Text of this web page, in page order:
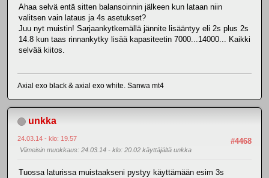
Ahaa selvä entä sitten balansoinnin jälkeen kun lataan niin
valitsen vain lataus ja 4s asetukset?
Juu nyt muistin! Sarjaankytkemällä jännite lisääntyy eli 2s plus 2s
14.8 kun taas rinnankytky lisää kapasiteetin 7000...14000... Kaikki
selvää kiitos.
Axial exo black & axial exo white. Sanwa mt4
unkka
#4468
24.03.14 - klo: 19.57
Viimeisin muokkaus: 24.03.14 - klo: 20.02 käyttäjältä unkka
Tuossa laturissa muistaakseni pystyy käyttämään esim 3s